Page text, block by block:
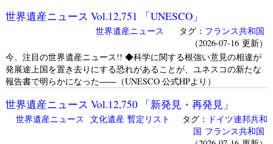
世界遺産ニュース Vol.12,751 「UNESCO」
世界遺産ニュース タグ： フランス共和国
（2026-07-16 更新）
今、注目の世界遺産ニュース!! ◆科学に関する根強い意見の相違が
発展途上国を置き去りにする恐れがあることが、ユネスコの新たな
報告書で明らかになった――（UNESCO 公式HPより）
世界遺産ニュース Vol.12,750 「新発見・再発見」
世界遺産ニュース 文化遺産 暫定リスト タグ： ドイツ連邦共和
国 フランス共和国